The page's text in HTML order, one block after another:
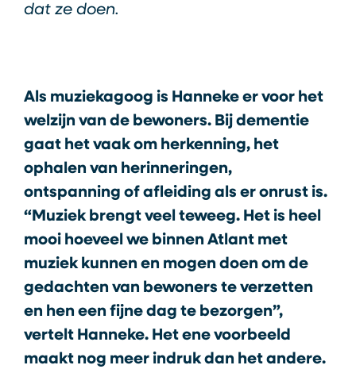
dat ze doen.
Als muziekagoog is Hanneke er voor het
welzijn van de bewoners. Bij dementie
gaat het vaak om herkenning, het
ophalen van herinneringen,
ontspanning of afleiding als er onrust is.
“Muziek brengt veel teweeg. Het is heel
mooi hoeveel we binnen Atlant met
muziek kunnen en mogen doen om de
gedachten van bewoners te verzetten
en hen een fijne dag te bezorgen”,
vertelt Hanneke. Het ene voorbeeld
maakt nog meer indruk dan het andere.